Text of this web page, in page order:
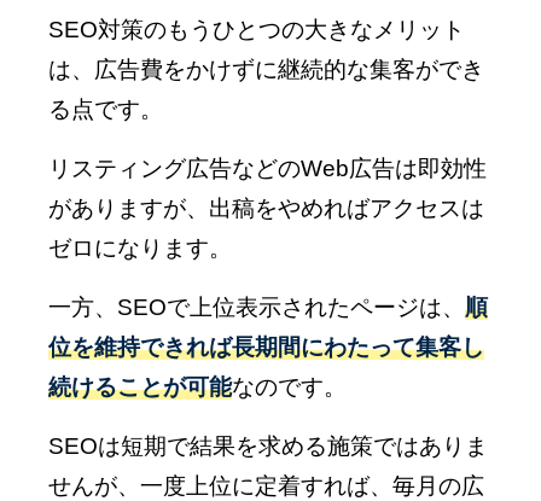
SEO対策のもうひとつの大きなメリット
は、広告費をかけずに継続的な集客ができ
る点です。
リスティング広告などのWeb広告は即効性
がありますが、出稿をやめればアクセスは
ゼロになります。
一方、SEOで上位表示されたページは、 順
位を維持できれば長期間にわたって集客し
続けることが可能なのです。
SEOは短期で結果を求める施策ではありま
せんが、一度上位に定着すれば、毎月の広